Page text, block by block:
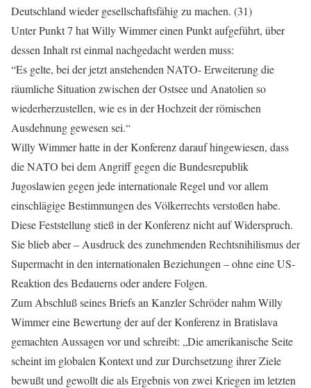
Deutschland wieder gesellschaftsfähig zu machen. (31)
Unter Punkt 7 hat Willy Wimmer einen Punkt aufgeführt, über
dessen Inhalt rst einmal nachgedacht werden muss:
“Es gelte, bei der jetzt anstehenden NATO- Erweiterung die
räumliche Situation zwischen der Ostsee und Anatolien so
wiederherzustellen, wie es in der Hochzeit der römischen
Ausdehnung gewesen sei.“
Willy Wimmer hatte in der Konferenz darauf hingewiesen, dass
die NATO bei dem Angriff gegen die Bundesrepublik
Jugoslawien gegen jede internationale Regel und vor allem
einschlägige Bestimmungen des Völkerrechts verstoßen habe.
Diese Feststellung stieß in der Konferenz nicht auf Widerspruch.
Sie blieb aber – Ausdruck des zunehmenden Rechtsnihilismus der
Supermacht in den internationalen Beziehungen – ohne eine US-
Reaktion des Bedauerns oder andere Folgen.
Zum Abschluß seines Briefs an Kanzler Schröder nahm Willy
Wimmer eine Bewertung der auf der Konferenz in Bratislava
gemachten Aussagen vor und schreibt: „Die amerikanische Seite
scheint im globalen Kontext und zur Durchsetzung ihrer Ziele
bewußt und gewollt die als Ergebnis von zwei Kriegen im letzten